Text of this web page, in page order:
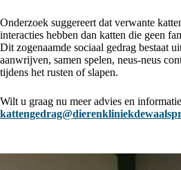
Onderzoek suggereert dat verwante
interacties hebben dan katten die geen
Dit zogenaamde sociaal gedrag bestaat
aanwrijven, samen spelen, neus-neus
tijdens het rusten of slapen.
Wilt u graag nu meer advies en